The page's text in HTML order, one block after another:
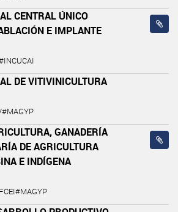
CENTRAL ÚNICO
E IMPLANTE
DE VITIVINICULTURA
GANADERÍA
DE AGRICULTURA
E INDÍGENA